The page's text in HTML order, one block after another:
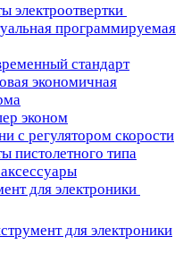
электроотвертки
программируемая
стандарт
экономичная
эконом
с регулятором скорости
пистолетного типа
для электроники
для электроники